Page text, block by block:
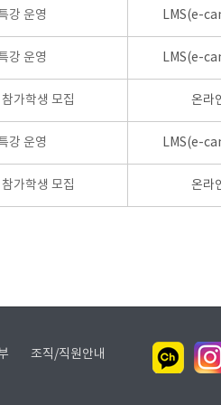
강 운영 LMS(e-
강 운영 LMS(e-
가학생 모집 온라
강 운영 LMS(e-
가학생 모집 온라
조직/직원안내